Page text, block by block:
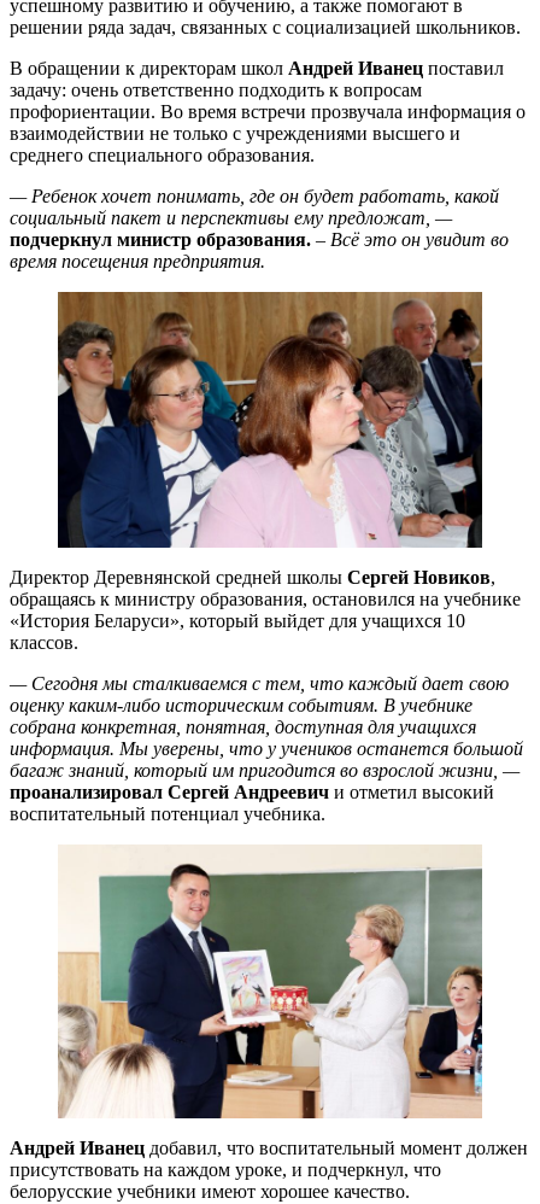
успешному развитию и обучению, а также помогают в
решении ряда задач, связанных с социализацией школьников.
В обращении к директорам школ Андрей Иванец поставил
задачу: очень ответственно подходить к вопросам
профориентации. Во время встречи прозвучала информация о
взаимодействии не только с учреждениями высшего и
среднего специального образования.
— Ребенок хочет понимать, где он будет работать, какой
социальный пакет и перспективы ему предложат, —
подчеркнул министр образования. – Всё это он увидит во
время посещения предприятия.
Директор Деревнянской средней школы Сергей Новиков,
обращаясь к министру образования, остановился на учебнике
«История Беларуси», который выйдет для учащихся 10
классов.
— Сегодня мы сталкиваемся с тем, что каждый дает свою
оценку каким-либо историческим событиям. В учебнике
собрана конкретная, понятная, доступная для учащихся
информация. Мы уверены, что у учеников останется большой
багаж знаний, который им пригодится во взрослой жизни, —
проанализировал Сергей Андреевич и отметил высокий
воспитательный потенциал учебника.
Андрей Иванец добавил, что воспитательный момент должен
присутствовать на каждом уроке, и подчеркнул, что
белорусские учебники имеют хорошее качество.